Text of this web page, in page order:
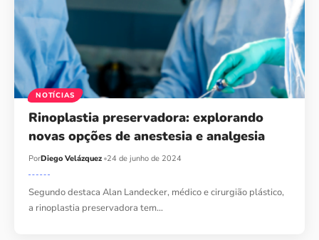
NOTÍCIAS
Rinoplastia preservadora: explorando
novas opções de anestesia e analgesia
PorDiego Velázquez 24 de junho de 2024
Segundo destaca Alan Landecker, médico e cirurgião plástico,
a rinoplastia preservadora tem…